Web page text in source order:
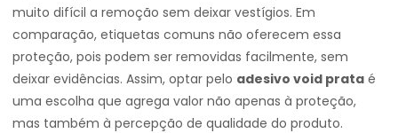
muito difícil a remoção sem deixar vestígios. Em
comparação, etiquetas comuns não oferecem essa
proteção, pois podem ser removidas facilmente, sem
deixar evidências. Assim, optar pelo adesivo void prata é
uma escolha que agrega valor não apenas à proteção,
mas também à percepção de qualidade do produto.